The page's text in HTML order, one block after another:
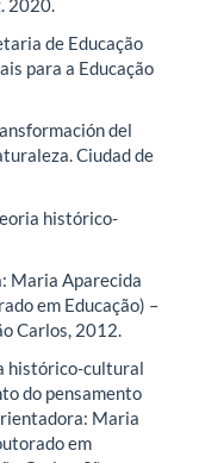
2020.
de Educação
para a Educação
del
Ciudad de
histórico-
Maria Aparecida
em Educação) –
Carlos, 2012.
histórico-cultural
do pensamento
Maria
em